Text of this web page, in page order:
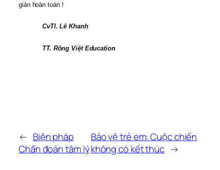
giản hoàn toàn !
CvTl. Lê Khanh
TT. Rồng Việt Education
← Biện pháp
Chẩn đoán tâm lý
Bảo vệ trẻ em: Cuộc chiến
không có kết thúc →